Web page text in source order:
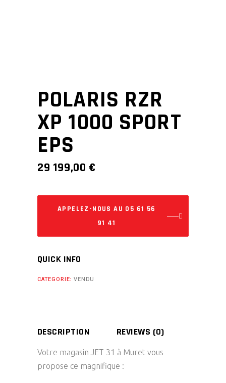
POLARIS RZR
XP 1000 SPORT
EPS
29 199,00 €
APPELEZ-NOUS AU 05 61 56
91 41
QUICK INFO
CATEGORIE:VENDU
DESCRIPTION REVIEWS (0)
Votre magasin JET 31 à Muret vous
propose ce magnifique :